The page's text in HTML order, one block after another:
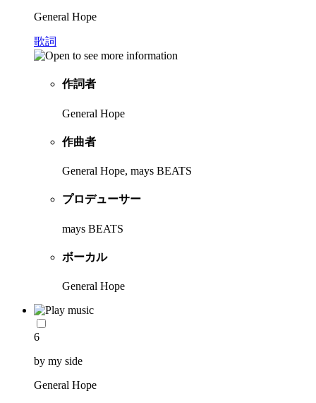
General Hope
歌詞
作詞者
General Hope
作曲者
General Hope, mays BEATS
プロデューサー
mays BEATS
ボーカル
General Hope
6
by my side
General Hope